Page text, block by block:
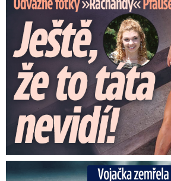
Vojačka zemřela po pádu vrtulníku: